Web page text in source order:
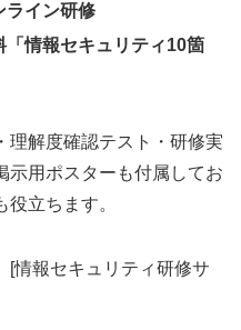
ライン研修
情報セキュリティ10箇
理解度確認テスト・研修実
示用ポスターも付属してお
立ちます。
[情報セキュリティ研修サ